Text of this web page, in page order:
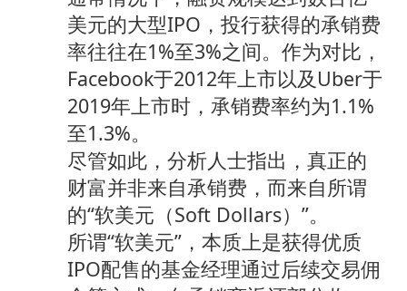
美元的大型IPO，投行获得的承销费
率往往在1%至3%之间。作为对比，
Facebook于2012年上市以及Uber于
2019年上市时，承销费率约为1.1%
至1.3%。
尽管如此，分析人士指出，真正的
财富并非来自承销费，而来自所谓
的“软美元（Soft Dollars）”。
所谓“软美元”，本质上是获得优质
IPO配售的基金经理通过后续交易佣